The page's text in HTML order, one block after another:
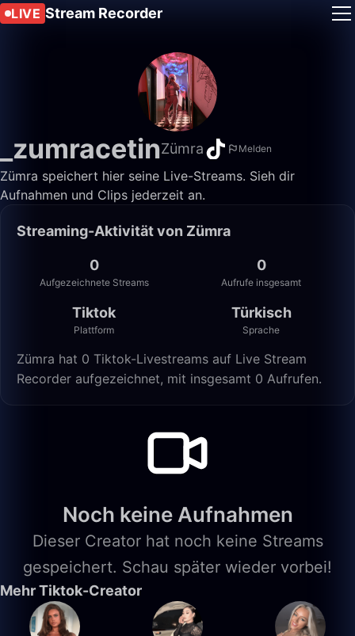
LIVE Stream Recorder
_zumracetinZümra Melden
Zümra speichert hier seine Live-Streams. Sieh dir
Aufnahmen und Clips jederzeit an.
Streaming-Aktivität von Zümra
0
Aufgezeichnete Streams
0
Aufrufe insgesamt
Tiktok
Plattform
Türkisch
Sprache
Zümra hat 0 Tiktok-Livestreams auf Live Stream
Recorder aufgezeichnet, mit insgesamt 0 Aufrufen.
Noch keine Aufnahmen
Dieser Creator hat noch keine Streams
gespeichert. Schau später wieder vorbei!
Mehr Tiktok-Creator